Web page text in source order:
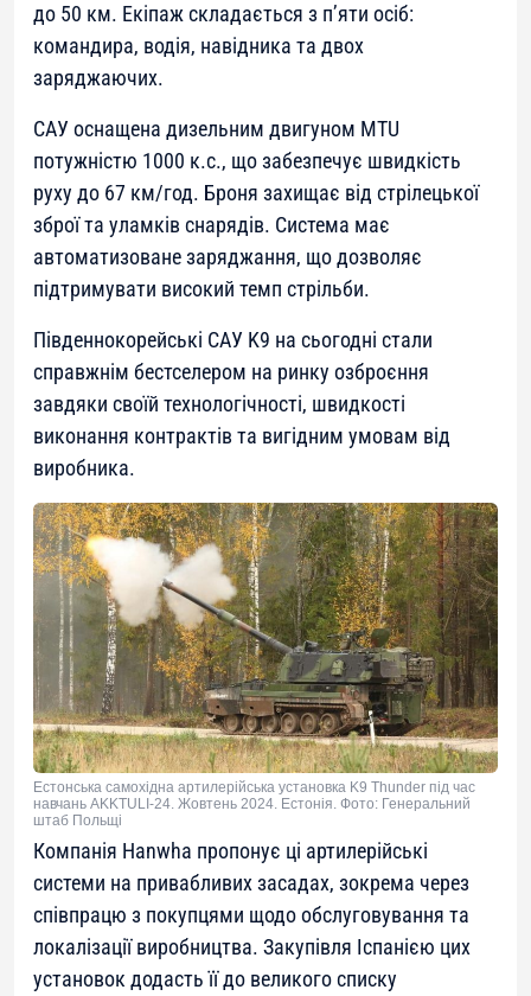
до 50 км. Екіпаж складається з п’яти осіб:
командира, водія, навідника та двох
заряджаючих.
САУ оснащена дизельним двигуном MTU
потужністю 1000 к.с., що забезпечує швидкість
руху до 67 км/год. Броня захищає від стрілецької
зброї та уламків снарядів. Система має
автоматизоване заряджання, що дозволяє
підтримувати високий темп стрільби.
Південнокорейські САУ K9 на сьогодні стали
справжнім бестселером на ринку озброєння
завдяки своїй технологічності, швидкості
виконання контрактів та вигідним умовам від
виробника.
Естонська самохідна артилерійська установка K9 Thunder під час
навчань AKKTULI-24. Жовтень 2024. Естонія. Фото: Генеральний
штаб Польщі
Компанія Hanwha пропонує ці артилерійські
системи на привабливих засадах, зокрема через
співпрацю з покупцями щодо обслуговування та
локалізації виробництва. Закупівля Іспанією цих
установок додасть її до великого списку